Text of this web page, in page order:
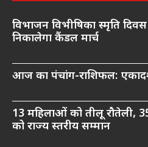
विभाजन विभीषिका स्मृति
निकालेगा कैंडल मार्च
आज का पंचांग-राशिफल:
13 महिलाओं को तीलू रौतेली,
को राज्य स्तरीय सम्मान